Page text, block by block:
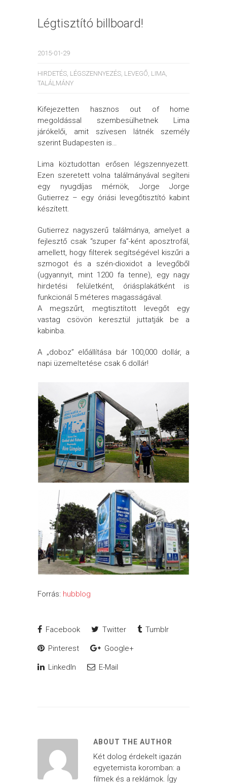
Légtisztító billboard!
2015-01-29
HIRDETÉS, LÉGSZENNYEZÉS, LEVEGŐ, LIMA,
TALÁLMÁNY
Kifejezetten hasznos out of home
megoldással szembesülhetnek Lima
járókelői, amit szívesen látnék személy
szerint Budapesten is…
Lima köztudottan erősen légszennyezett.
Ezen szeretett volna találmányával segíteni
egy nyugdíjas mérnök, Jorge Jorge
Gutierrez – egy óriási levegőtisztító kabint
készített.
Gutierrez nagyszerű találmánya, amelyet a
fejlesztő csak “szuper fa”-ként aposztrofál,
amellett, hogy filterek segítségével kiszűri a
szmogot és a szén-dioxidot a levegőből
(ugyannyit, mint 1200 fa tenne), egy nagy
hirdetési felületként, óriásplakátként is
funkcionál 5 méteres magasságával.
A megszűrt, megtisztított levegőt egy
vastag csövön keresztül juttatják be a
kabinba.
A „doboz” előállítása bár 100,000 dollár, a
napi üzemeltetése csak 6 dollár!
Forrás: hubblog
Facebook Twitter Tumblr
Pinterest Google+
LinkedIn E-Mail
ABOUT THE AUTHOR
Két dolog érdekelt igazán
egyetemista koromban: a
filmek és a reklámok. Így